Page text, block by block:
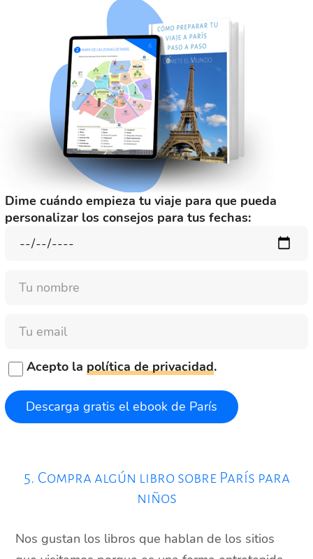
Dime cuándo empieza tu viaje para que pueda
personalizar los consejos para tus fechas:
Nombre
Email
Acepto la política de privacidad.
5. Compra algún libro sobre París para
niños
Nos gustan los libros que hablan de los sitios